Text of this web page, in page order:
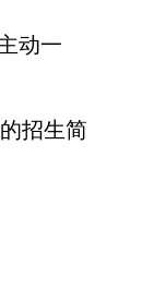
动一
招生简